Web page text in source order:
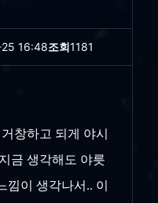
16:48조회1181
창하고 되게 야시
금 생각해도 야릇
낌이 생각나서.. 이